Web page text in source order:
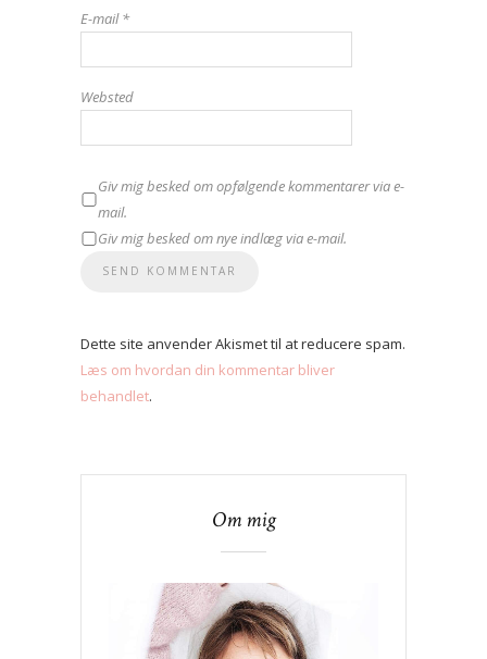
E-mail*
Websted
Giv mig besked om opfølgende kommentarer via e-
mail.
Giv mig besked om nye indlæg via e-mail.
Dette site anvender Akismet til at reducere spam.
Læs om hvordan din kommentar bliver
behandlet.
Om mig